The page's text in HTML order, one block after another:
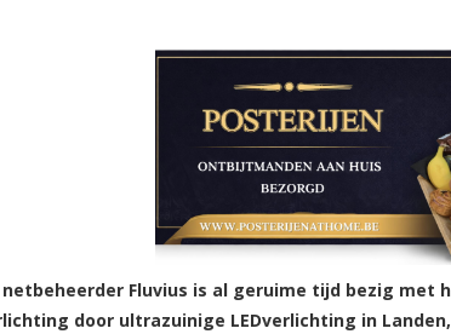
netbeheerder Fluvius is al geruime tijd bezig met
door ultrazuinige LEDverlichting in